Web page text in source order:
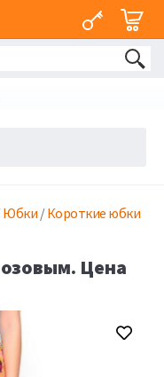
Юбки /Короткие юбки
Цена